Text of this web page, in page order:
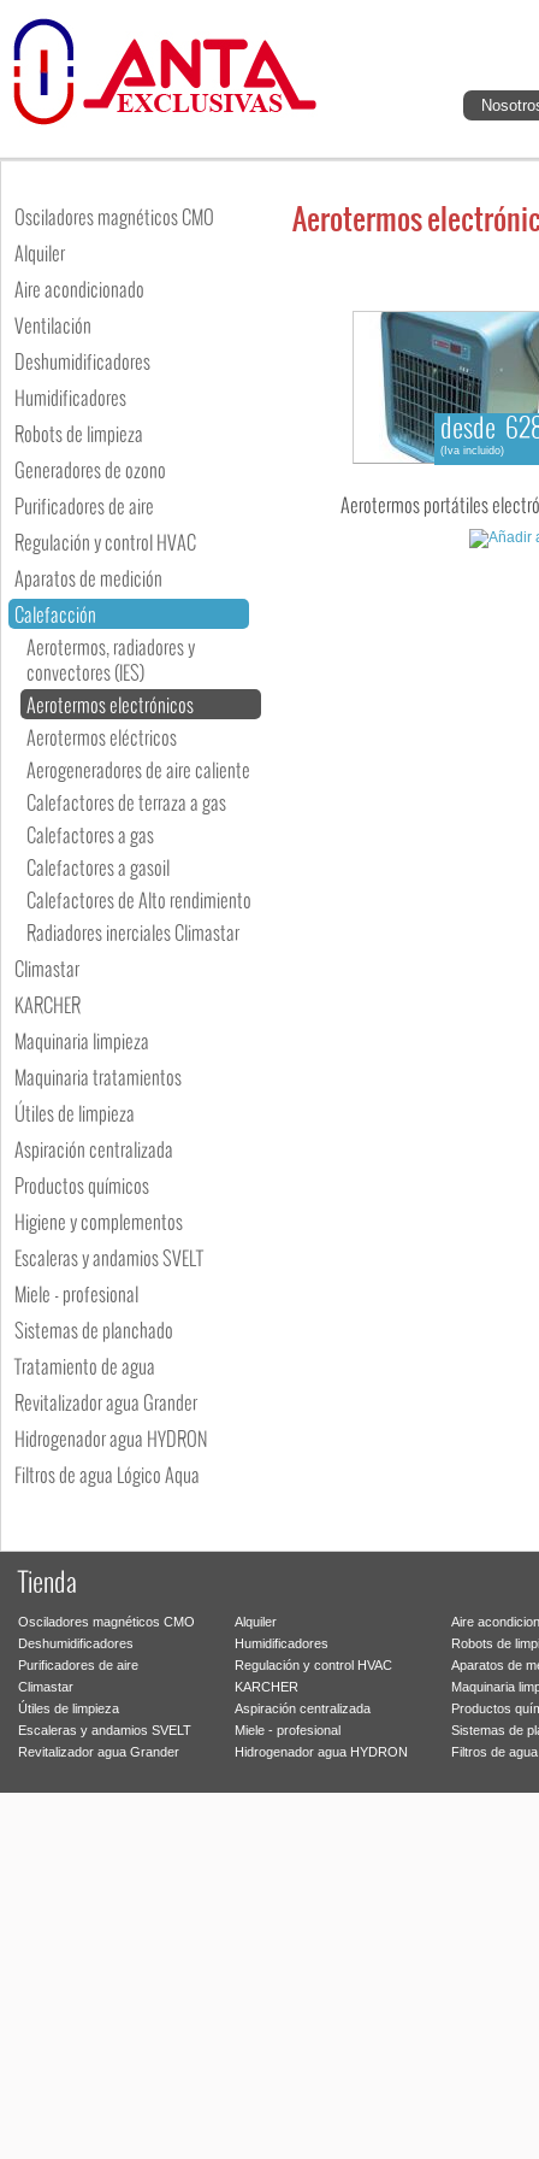
Osciladores magnéticos CMO
Alquiler
Aire acondicionado
Ventilación
Deshumidificadores
Humidificadores
Robots de limpieza
Generadores de ozono
Purificadores de aire
Regulación y control HVAC
Aparatos de medición
Calefacción
Aerotermos, radiadores y
convectores (IES)
Aerotermos electrónicos
Aerotermos eléctricos
Aerogeneradores de aire caliente
Calefactores de terraza a gas
Calefactores a gas
Calefactores a gasoil
Calefactores de Alto rendimiento
Radiadores inerciales Climastar
Climastar
KARCHER
Maquinaria limpieza
Maquinaria tratamientos
Útiles de limpieza
Aspiración centralizada
Productos químicos
Higiene y complementos
Escaleras y andamios SVELT
Miele - profesional
Sistemas de planchado
Tratamiento de agua
Revitalizador agua Grander
Hidrogenador agua HYDRON
Filtros de agua Lógico Aqua
Aerotermos
Aerotermos portátiles
desde
(Iva incluido)
Tienda
Osciladores magnéticos CMO Alquiler
Aire
Deshumidificadores
Humidificadores
Robots de
Purificadores de aire
Regulación y control HVAC
Aparatos de
Climastar
KARCHER
Maquinaria
Útiles de limpieza
Aspiración centralizada
Productos
Escaleras y andamios SVELT
Miele - profesional
Sistemas de
Revitalizador agua Grander
Hidrogenador agua HYDRON Filtros de